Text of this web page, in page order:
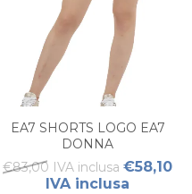
EA7 SHORTS LOGO EA7
DONNA
€83,00 IVA inclusa €58,10
IVA inclusa